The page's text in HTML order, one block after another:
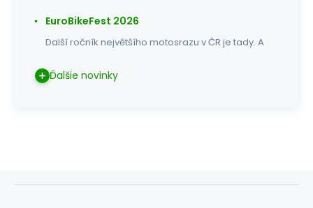
EuroBikeFest 2026
Další ročník největšího motosrazu v ČR je tady. A
Ďalšie novinky